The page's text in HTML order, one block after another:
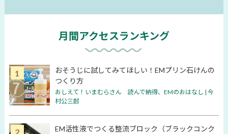
月間アクセスランキング
おそうじに試してみてほしい！EMプリン石けんの
つくり方
おしえて！いまむらさん 読んで納得、EMのおはなし | 今
村公三郎
EM活性液でつくる整流ブロック（ブラックコンク